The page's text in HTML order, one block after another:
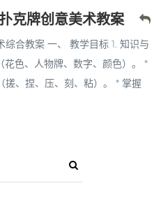
克牌创意美术教案
合教案 一、 教学目标 1. 知识与
色、人物牌、数字、颜色）。 *
、捏、压、刻、粘）。 * 掌握